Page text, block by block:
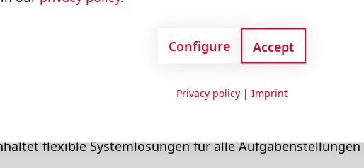
flexible Systemlösungen für alle Aufgabenstellungen
Configure Accept
Privacy policy| Imprint